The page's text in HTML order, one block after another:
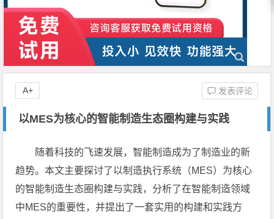
以MES为核心的智能制造生态圈构建与实践
发表评论
A+
随着科技的飞速发展，智能制造成为了制造业的新
趋势。本文主要探讨了以制造执行系统（MES）为核心
的智能制造生态圈构建与实践，分析了在智能制造领域
中MES的重要性，并提出了一套实用的构建和实践方